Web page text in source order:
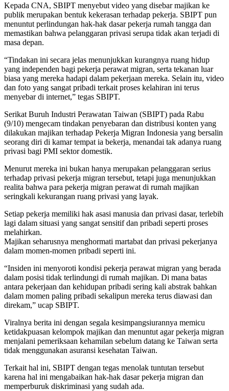
Kepada CNA, SBIPT menyebut video yang disebar majikan ke
publik merupakan bentuk kekerasan terhadap pekerja. SBIPT pun
menuntut perlindungan hak-hak dasar pekerja rumah tangga dan
memastikan bahwa pelanggaran privasi serupa tidak akan terjadi di
masa depan.
“Tindakan ini secara jelas menunjukkan kurangnya ruang hidup
yang independen bagi pekerja perawat migran, serta tekanan luar
biasa yang mereka hadapi dalam pekerjaan mereka. Selain itu, video
dan foto yang sangat pribadi terkait proses kelahiran ini terus
menyebar di internet,” tegas SBIPT.
Serikat Buruh Industri Perawatan Taiwan (SBIPT) pada Rabu
(9/10) mengecam tindakan penyebaran dan distribusi konten yang
dilakukan majikan terhadap Pekerja Migran Indonesia yang bersalin
seorang diri di kamar tempat ia bekerja, menandai tak adanya ruang
privasi bagi PMI sektor domestik.
Menurut mereka ini bukan hanya merupakan pelanggaran serius
terhadap privasi pekerja migran tersebut, tetapi juga menunjukkan
realita bahwa para pekerja migran perawat di rumah majikan
seringkali kekurangan ruang privasi yang layak.
Setiap pekerja memiliki hak asasi manusia dan privasi dasar, terlebih
lagi dalam situasi yang sangat sensitif dan pribadi seperti proses
melahirkan.
Majikan seharusnya menghormati martabat dan privasi pekerjanya
dalam momen-momen pribadi seperti ini.
“Insiden ini menyoroti kondisi pekerja perawat migran yang berada
dalam posisi tidak terlindungi di rumah majikan. Di mana batas
antara pekerjaan dan kehidupan pribadi sering kali abstrak bahkan
dalam momen paling pribadi sekalipun mereka terus diawasi dan
direkam,” ucap SBIPT.
Viralnya berita ini dengan segala kesimpangsiurannya memicu
ketidakpuasan kelompok majikan dan menuntut agar pekerja migran
menjalani pemeriksaan kehamilan sebelum datang ke Taiwan serta
tidak menggunakan asuransi kesehatan Taiwan.
Terkait hal ini, SBIPT dengan tegas menolak tuntutan tersebut
karena hal ini mengabaikan hak-hak dasar pekerja migran dan
memperburuk diskriminasi yang sudah ada.